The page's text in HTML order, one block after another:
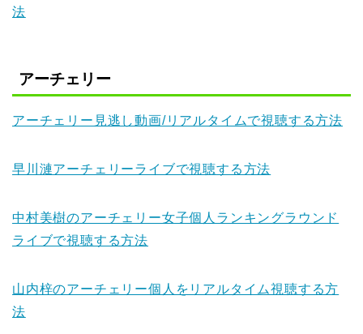
法
アーチェリー
アーチェリー見逃し動画/リアルタイムで視聴する方法
早川漣アーチェリーライブで視聴する方法
中村美樹のアーチェリー女子個人ランキングラウンド
ライブで視聴する方法
山内梓のアーチェリー個人をリアルタイム視聴する方
法